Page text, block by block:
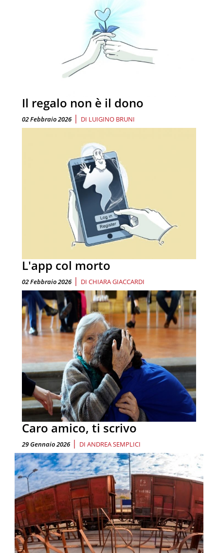
Il regalo non è il dono
02 Febbraio 2026 | DI LUIGINO BRUNI
L'app col morto
02 Febbraio 2026 | DI CHIARA GIACCARDI
Caro amico, ti scrivo
29 Gennaio 2026 | DI ANDREA SEMPLICI